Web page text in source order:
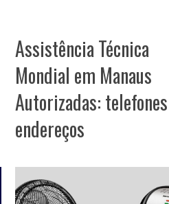
Assistência Técnica
Mondial em Manaus
Autorizadas:
endereços